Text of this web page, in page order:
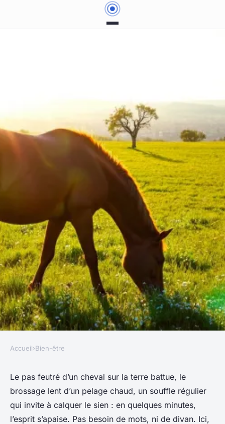
Découvrez l'équithérapie à
Toulouse : bénéfices et publics
visés
Accueil›Bien-être
Le pas feutré d’un cheval sur la terre battue, le
brossage lent d’un pelage chaud, un souffle régulier
qui invite à calquer le sien : en quelques minutes,
l’esprit s’apaise. Pas besoin de mots, ni de divan. Ici,